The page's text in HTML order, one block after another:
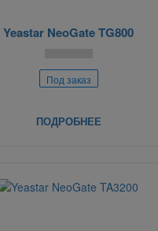
Yeastar NeoGate TG800
Под заказ
ПОДРОБНЕЕ